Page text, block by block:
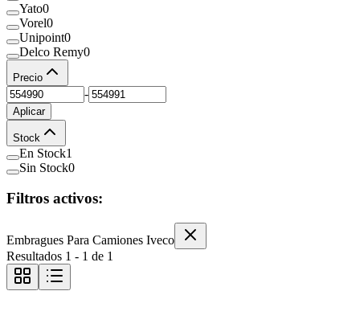
Yato0
Vorel0
Unipoint0
Delco Remy0
Precio
-
Aplicar
Stock
En Stock1
Sin Stock0
Filtros activos:
Embragues Para Camiones Iveco
Resultados 1 - 1 de 1